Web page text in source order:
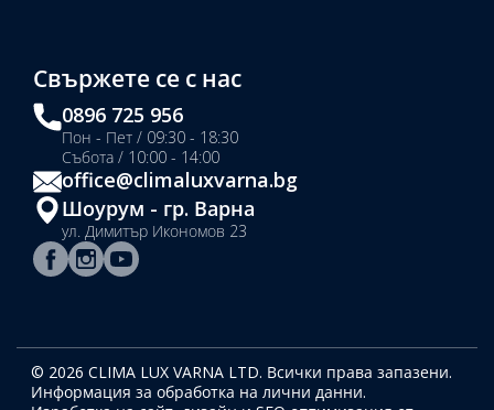
Свържете се с нас
0896 725 956
Пон - Пет / 09:30 - 18:30
Събота / 10:00 - 14:00
office@climaluxvarna.bg
Шоурум - гр. Варна
ул. Димитър Икономов 23
© 2026 CLIMA LUX VARNA LTD. Всички права запазени.
Информация за обработка на лични данни.